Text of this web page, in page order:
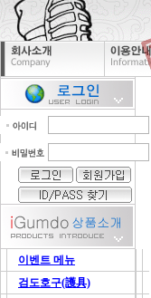
이벤트 메뉴
검도호구(護具)